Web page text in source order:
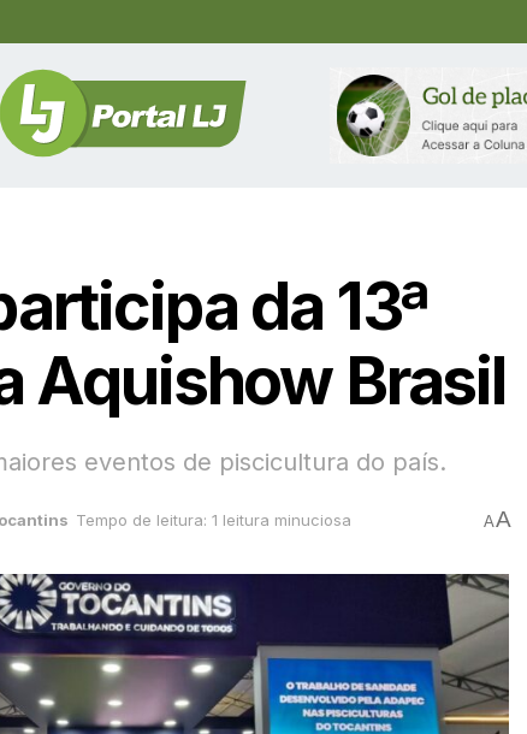
da 13ª
Aquishow Brasil
eventos de piscicultura do país.
Tempo de leitura: 1 leitura minuciosa AA